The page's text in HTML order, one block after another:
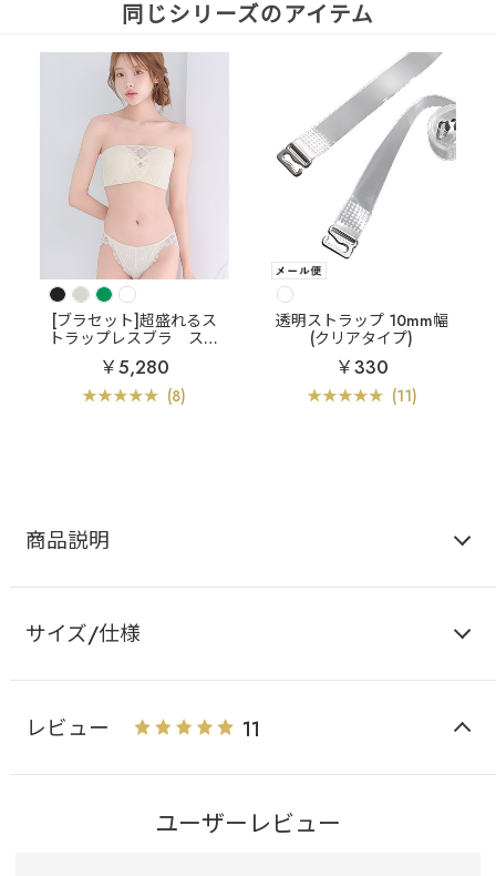
同じシリーズのアイテム
[ブラセット]超盛れるス
トラップレスブラ
スト
ラップレス スクエアレー
ス ハーフカップ 超盛ブ
ラ(R) ブラジャー&ショー
ツ
￥5,280
(8)
透明ストラップ 10mm幅
(クリアタイプ)
￥330
(11)
商品説明
サイズ/仕様
レビュー 11
ユーザーレビュー